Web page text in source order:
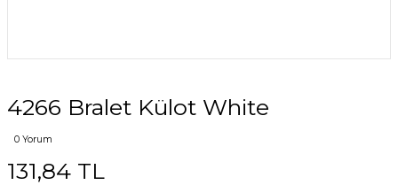
4266 Bralet Külot White
0 Yorum
131,84 TL